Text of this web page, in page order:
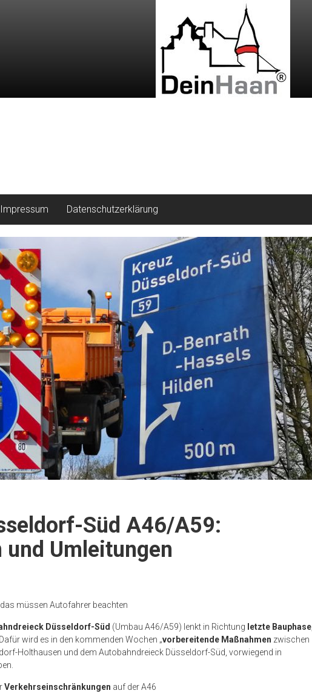
Impressum Datenschutzerklärung
Süd A46/A59:
und Umleitungen
das müssen Autofahrer beachten
Düsseldorf-Süd (Umbau A46/A59) lenkt in Richtung letzte Bauphase
wird es in den kommenden Wochen „vorbereitende Maßnahmen zwischen
Holthausen und dem Autobahndreieck Düsseldorf-Süd, vorwiegend in
Verkehrseinschränkungen auf der A46